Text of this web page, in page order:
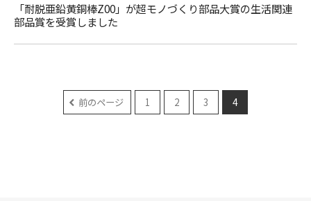
「耐脱亜鉛黄銅棒Z00」が超モノづくり部品大賞の生活関連
部品賞を受賞しました
前のページ 1 2 3 4